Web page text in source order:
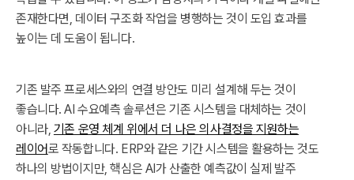
존재한다면, 데이터 구조화 작업을 병행하는 것이 도입 효과를
높이는 데 도움이 됩니다.
기존 발주 프로세스와의 연결 방안도 미리 설계해 두는 것이
좋습니다. AI 수요예측 솔루션은 기존 시스템을 대체하는 것이
아니라, 기존 운영 체계 위에서 더 나은 의사결정을 지원하는
레이어로 작동합니다. ERP와 같은 기간 시스템을 활용하는 것도
하나의 방법이지만, 핵심은 AI가 산출한 예측값이 실제 발주